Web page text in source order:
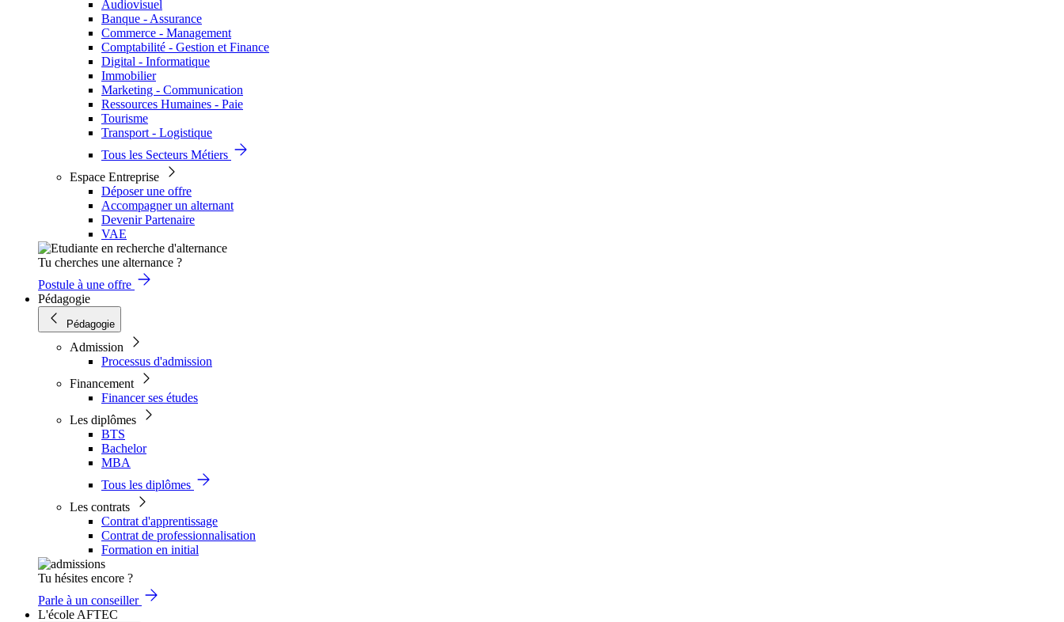
Audiovisuel
Banque - Assurance
Commerce - Management
Comptabilité - Gestion et Finance
Digital - Informatique
Immobilier
Marketing - Communication
Ressources Humaines - Paie
Tourisme
Transport - Logistique
Tous les Secteurs Métiers
Espace Entreprise
Déposer une offre
Accompagner un alternant
Devenir Partenaire
VAE
Tu cherches une alternance ?
Postule à une offre
Pédagogie
Pédagogie
Admission
Processus d'admission
Financement
Financer ses études
Les diplômes
BTS
Bachelor
MBA
Tous les diplômes
Les contrats
Contrat d'apprentissage
Contrat de professionnalisation
Formation en initial
Tu hésites encore ?
Parle à un conseiller
L'école AFTEC